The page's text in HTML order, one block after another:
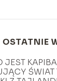
OSTATNIE
JEST
ŚWIAT